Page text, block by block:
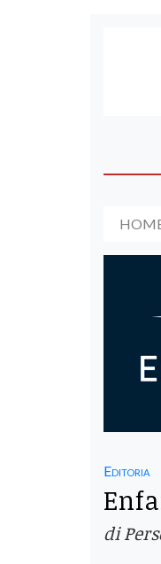
Editoria
di